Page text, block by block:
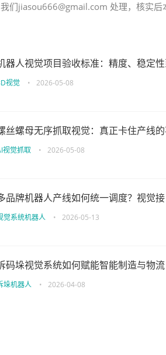
们jiasou666@gmail.com 处理，核实
器人视觉项目验收标准：精度、稳定
视觉 • 2026-05-08
丝螺母无序抓取视觉：真正卡住产线
视觉抓取 • 2026-05-08
品牌机器人产线如何统一调度？视觉
觉系统机器人 • 2026-05-13
码垛视觉系统如何赋能智能制造与物
垛机器人 • 2026-04-08